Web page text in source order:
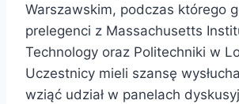
Warszawskim, podczas którego
prelegenci z Massachusetts
Technology oraz Politechniki w
Uczestnicy mieli szansę
wziąć udział w panelach